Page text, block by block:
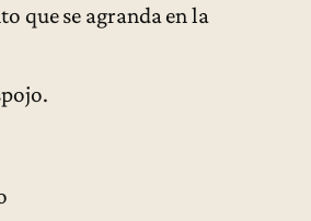
que se agranda en la